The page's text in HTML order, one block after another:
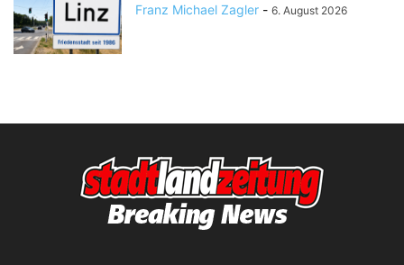
Franz Michael Zagler - 6. August 2026